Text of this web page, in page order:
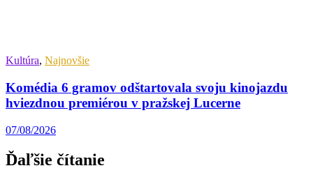
Kultúra, Najnovšie
Komédia 6 gramov odštartovala svoju kinojazdu
hviezdnou premiérou v pražskej Lucerne
07/08/2026
Ďaľšie čítanie